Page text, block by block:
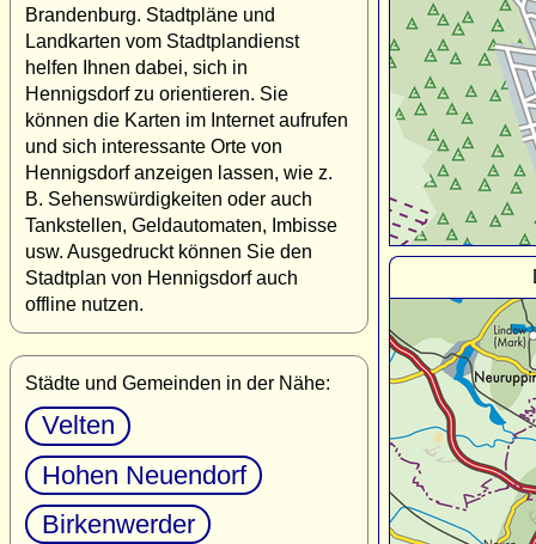
Brandenburg. Stadtpläne und
Landkarten vom Stadtplandienst
helfen Ihnen dabei, sich in
Hennigsdorf zu orientieren. Sie
können die Karten im Internet aufrufen
und sich interessante Orte von
Hennigsdorf anzeigen lassen, wie z.
B. Sehenswürdigkeiten oder auch
Tankstellen, Geldautomaten, Imbisse
usw. Ausgedruckt können Sie den
Stadtplan von Hennigsdorf auch
offline nutzen.
Städte und Gemeinden in der Nähe:
Velten
Hohen Neuendorf
Birkenwerder